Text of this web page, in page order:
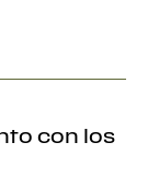
con los